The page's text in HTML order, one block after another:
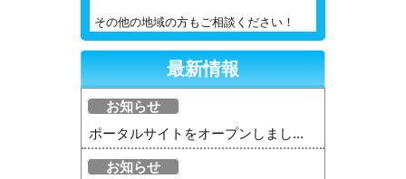
その他の地域の方もご相談ください！
最新情報
お知らせ
ポータルサイトをオープンしまし...
お知らせ